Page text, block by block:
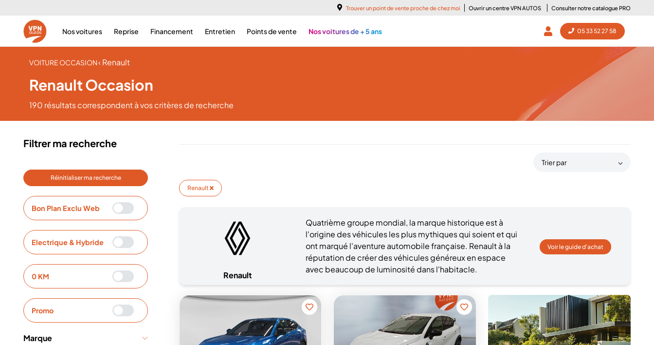
Trouver un point de vente proche de chez moi Ouvrir un centre VPN AUTOS Consulter notre catalogue PRO
05 33 52 27 58
Nos voitures Reprise Financement Entretien Points de vente Nos voitures de + 5 ans
VOITURE OCCASION‹ Renault
Renault Occasion
190 résultatscorrespondent à vos critères de recherche
Filtrer ma recherche
Réinitialiser ma recherche
Bon Plan Exclu Web
Electrique & Hybride
0 KM
Promo
Marque
Trier par
Renault
Renault
Quatrième groupe mondial, la marque historique est à
l'origine des véhicules les plus mythiques qui soient et qui
ont marqué l'aventure automobile française. Renault à la
réputation de créer des véhicules généreux en espace
avec beaucoup de luminosité dans l'habitacle.
Voir le guide d'achat